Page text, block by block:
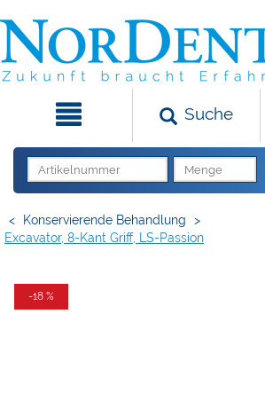
Suche
< Konservierende Behandlung
>
Excavator, 8-Kant Griff, LS-Passion
-18 %